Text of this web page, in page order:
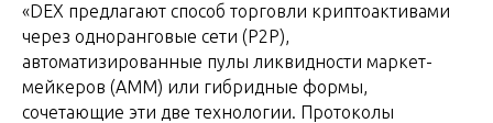
«DEX предлагают способ торговли криптоактивами
через одноранговые сети (P2P),
автоматизированные пулы ликвидности маркет-
мейкеров (AMM) или гибридные формы,
сочетающие эти две технологии. Протоколы